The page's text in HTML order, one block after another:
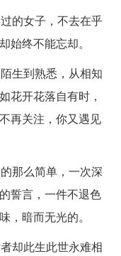
的女子，不去在乎
始终不能忘却。
生到熟悉，从相知
花开花落自有时，
再关注，你又遇见
那么简单，一次深
誓言，一件不退色
暗而无光的。
却此生此世永难相